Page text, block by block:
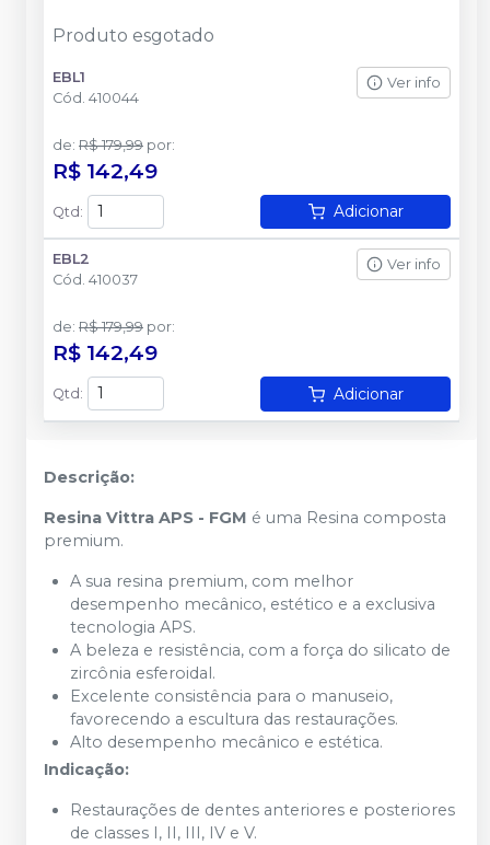
Produto esgotado
EBL1
Cód. 410044
Ver info
de: R$ 179,99 por:
R$ 142,49
Qtd: Adicionar
EBL2
Cód. 410037
Ver info
de: R$ 179,99 por:
R$ 142,49
Qtd : Adicionar
Descrição:
Resina Vittra APS - FGM é uma Resina composta
premium.
A sua resina premium, com melhor
desempenho mecânico, estético e a exclusiva
tecnologia APS.
A beleza e resistência, com a força do silicato de
zircônia esferoidal.
Excelente consistência para o manuseio,
favorecendo a escultura das restaurações.
Alto desempenho mecânico e estética.
Indicação:
Restaurações de dentes anteriores e posteriores
de classes I, II, III, IV e V.